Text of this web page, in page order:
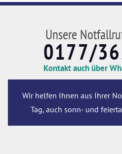
Unsere
0177/
Kontakt auch über
Wir helfen Ihnen aus Ihrer
Tag, auch sonn- und